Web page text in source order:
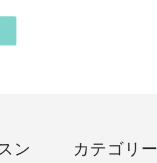
ン カテゴリー